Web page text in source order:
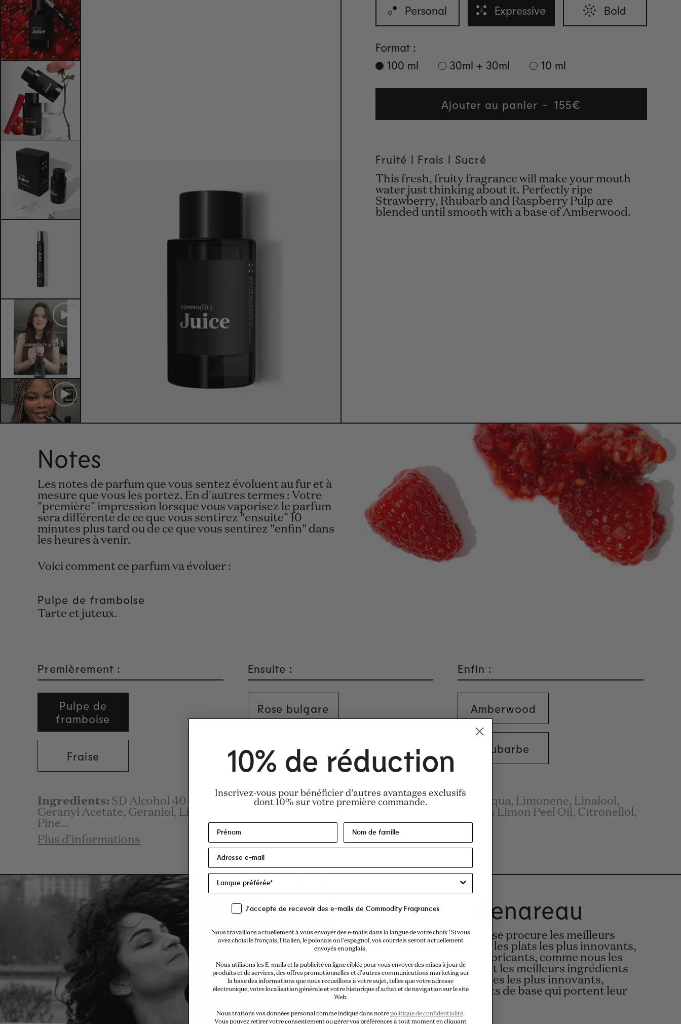
Personal Expressive Bold
Format :
100 ml
30ml + 30ml 10 ml
Ajouter au panier
Regular
price
155€
Fruité l Frais l Sucré
This fresh, fruity fragrance will make your mouth
water just thinking about it. Perfectly ripe
Strawberry, Rhubarb and Raspberry Pulp are
blended until smooth with a base of Amberwood.
Notes
Les notes de parfum que vous sentez évoluent au fur et à
mesure que vous les portez. En d'autres termes : Votre
"première" impression lorsque vous vaporisez le parfum
sera différente de ce que vous sentirez "ensuite" 10
minutes plus tard ou de ce que vous sentirez "enfin" dans
les heures à venir.
Voici comment ce parfum va évoluer :
Pulpe de framboise
Tarte et juteux.
Premièrement :
Pulpe de
framboise
Fraise
Ensuite :
Rose bulgare
Cyclamen
Enfin :
Amberwood
Rhubarbe
Ingredients: SD Alcohol 40-B, Parfum, Tetramethyl Acetyloctahydronaphthalenes, Aqua, Limonene, Linalool,
Geranyl Acetate, Geraniol, Linalyl Acetate, Vanillin, Dimethyl Phenethyl Acetate, Citrus Limon Peel Oil, Citronellol,
Pine...
Plus d'informations
Nathalie Benareau
À l'instar d'un chef qui se procure les meilleurs
ingrédients pour créer les plats les plus innovants,
nos parfumeurs - ou fabricants, comme nous les
appelons - se procurent les meilleurs ingrédients
pour créer les fragrances les plus innovants,
inspirés par les produits de base qui portent leur
10% de réduction
Inscrivez-vous pour bénéficier d'autres avantages exclusifs
dont 10% sur votre première commande.
J'accepte de recevoir des e-mails de Commodity Fragrances
Nous travaillons actuellement à vous envoyer des e-mails dans la langue de votre choix ! Si vous
avez choisi le français, l'italien, le polonais ou l'espagnol, vos courriels seront actuellement
envoyés en anglais.
Nous utilisons les E-mails et la publicité en ligne ciblée pour vous envoyer des mises à jour de
produits et de services, des offres promotionnelles et d'autres communications marketing sur
la base des informations que nous recueillons à votre sujet, telles que votre adresse
électronique, votre localisation générale et votre historique d'achat et de navigation sur le site
Web.
Nous traitons vos données personal comme indiqué dans notrepolitique de confidentialité.
Vous pouvez retirer votre consentement ou gérer vos préférences à tout moment en cliquant